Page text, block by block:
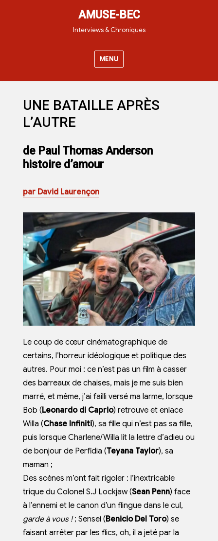
AMUSE-BEC
Interviews & Chroniques
MENU
UNE BATAILLE APRÈS
L’AUTRE
de Paul Thomas Anderson
histoire d’amour
par David Laurençon
Le coup de cœur cinématographique de
certains, l’horreur idéologique et politique des
autres. Pour moi : ce n’est pas un film à casser
des barreaux de chaises, mais je me suis bien
marré, et même, j’ai failli versé ma larme, lorsque
Bob (Leonardo di Caprio) retrouve et enlace
Willa (Chase Infiniti), sa fille qui n’est pas sa fille,
puis lorsque Charlene/Willa lit la lettre d’adieu ou
de bonjour de Perfidia (Teyana Taylor), sa
maman ;
Des scènes m’ont fait rigoler : l’inextricable
trique du Colonel S.J Lockjaw (Sean Penn) face
à l’ennemi et le canon d’un flingue dans le cul,
garde à vous !; Sensei (Benicio Del Toro) se
faisant arrêter par les flics, oh, il a jeté par la